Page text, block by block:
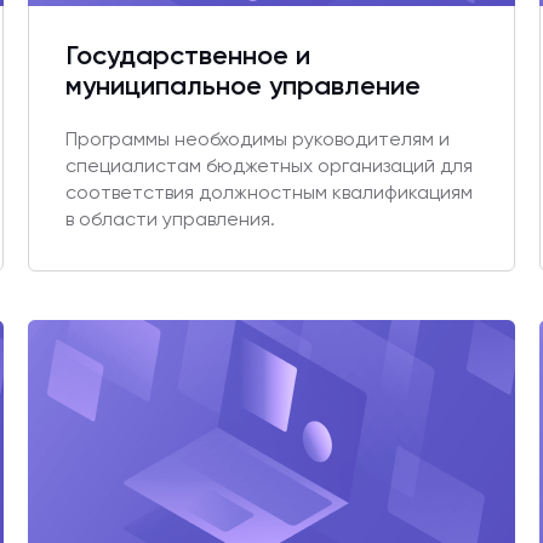
Государственное и
муниципальное управление
Программы необходимы руководителям и
специалистам бюджетных организаций для
соответствия должностным квалификациям
в области управления.